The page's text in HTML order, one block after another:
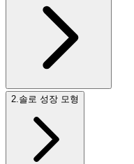
2 솔로 성장 모형